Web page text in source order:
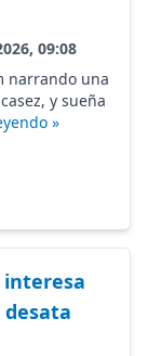
09:08
narrando una
y sueña
»
interesa